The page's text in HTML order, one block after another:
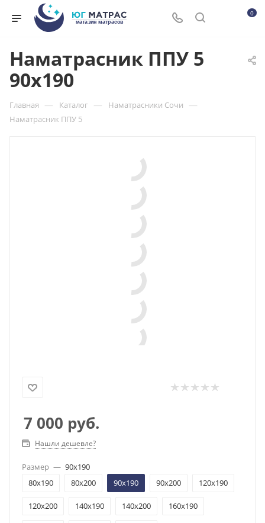
0
Наматрасник ППУ 5
90x190
Главная — Каталог — Наматрасники Сочи —
Наматрасник ППУ 5
7 000 руб.
Нашли дешевле?
Размер — 90x190
80x190
80x200 90x190 90x200 120x190
120x200 140x190 140x200 160x190